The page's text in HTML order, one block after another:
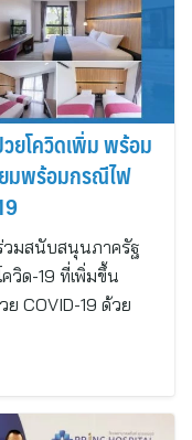
ยโควิดเพิ่ม พร้อม
มพร้อมกรณีไฟ
วมสนับสนุนภาครัฐ
วิด-19 ที่เพิ่มขึ้น
COVID-19 ด้วย